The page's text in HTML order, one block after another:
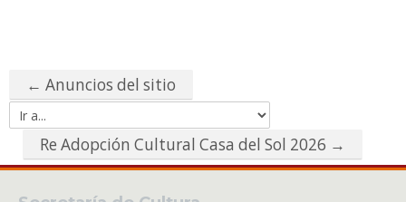
← Anuncios del sitio
Re Adopción Cultural Casa del Sol 2026 →